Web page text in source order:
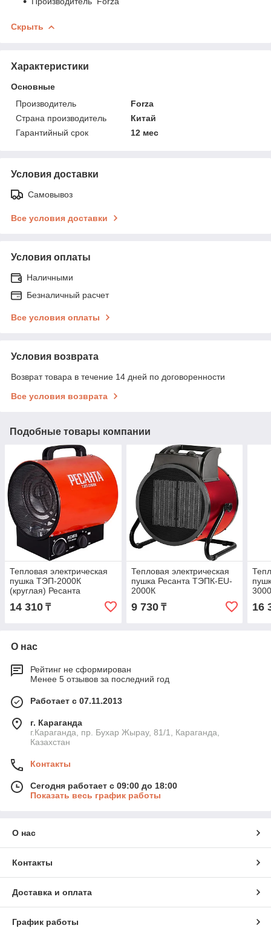
Скрыть
Характеристики
Основные
Производитель
Forza
Страна производитель
Китай
Гарантийный срок
12 мес
Условия доставки
Самовывоз
Все условия доставки
Условия оплаты
Наличными
Безналичный расчет
Все условия оплаты
Условия возврата
Возврат товара в течение 14 дней по договоренности
Все условия возврата
Подобные товары компании
Тепловая электрическая
пушка ТЭП-2000К
(круглая) Ресанта
14 310 ₸
Тепловая электрическая
пушка Ресанта ТЭПК-EU-
2000К
9 730₸ 16
О нас
Рейтинг не сформирован
Менее 5 отзывов за последний год
Работает с 07.11.2013
г. Караганда
г.Караганда, пр. Бухар Жырау, 81/1, Караганда,
Казахстан
Контакты
Сегодня работает с 09:00 до 18:00
Показать весь график работы
О нас
Контакты
Доставка и оплата
График работы